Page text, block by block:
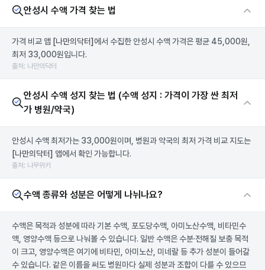
안성시 수액 가격 찾는 법
가격 비교 앱 [나만의닥터] 에서 수집한 안성시 수액 가격은 평균 45,000원,
최저 33,000원입니다.
출처: 나만의닥터
안성시 수액 성지 찾는 법 (수액 성지 : 가격이 가장 싼 최저
가 병원/약국)
안성시 수액 최저가는 33,000원이며, 병원과 약국의 최저 가격 비교 지도는
[나만의닥터] 앱에서 확인 가능합니다.
출처: 나무위키
수액 종류와 성분은 어떻게 나뉘나요?
수액은 목적과 성분에 따라 기본 수액, 포도당수액, 아미노산수액, 비타민수
액, 영양수액 등으로 나눠볼 수 있습니다. 일반 수액은 수분·전해질 보충 목적
이 크고, 영양수액은 여기에 비타민, 아미노산, 미네랄 등 추가 성분이 들어갈
수 있습니다. 같은 이름을 써도 병원마다 실제 성분과 조합이 다를 수 있으므